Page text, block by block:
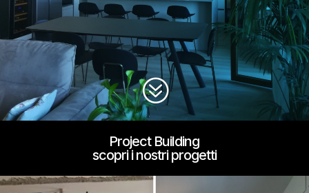
?
Project Building
scopri i nostri progetti